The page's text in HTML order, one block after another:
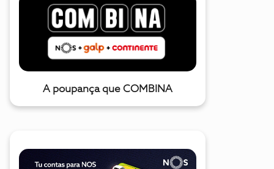
A poupança que COMBINA